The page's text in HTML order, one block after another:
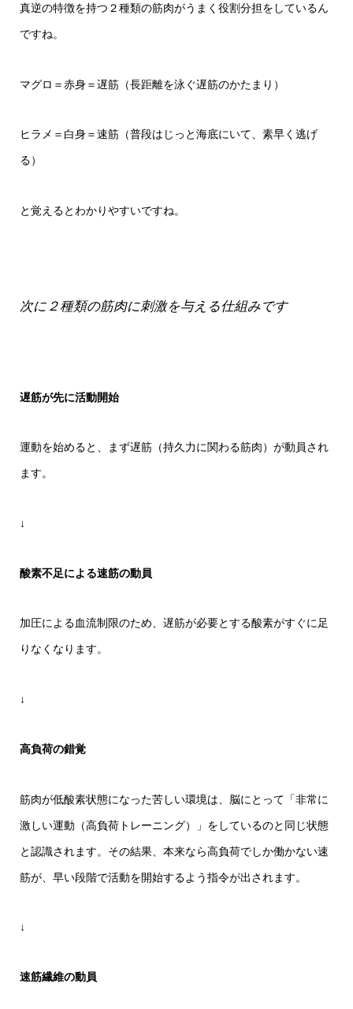
真逆の特徴を持つ２種類の筋肉がうまく役割分担をしているん
ですね。
マグロ＝赤身＝遅筋（長距離を泳ぐ遅筋のかたまり）
ヒラメ＝白身＝速筋（普段はじっと海底にいて、素早く逃げ
る）
と覚えるとわかりやすいですね。
次に２種類の筋肉に刺激を与える仕組みです
遅筋が先に活動開始
運動を始めると、まず遅筋（持久力に関わる筋肉）が動員され
ます。
↓
酸素不足による速筋の動員
加圧による血流制限のため、遅筋が必要とする酸素がすぐに足
りなくなります。
↓
高負荷の錯覚
筋肉が低酸素状態になった苦しい環境は、脳にとって「非常に
激しい運動（高負荷トレーニング）」をしているのと同じ状態
と認識されます。その結果、本来なら高負荷でしか働かない速
筋が、早い段階で活動を開始するよう指令が出されます。
↓
速筋繊維の動員